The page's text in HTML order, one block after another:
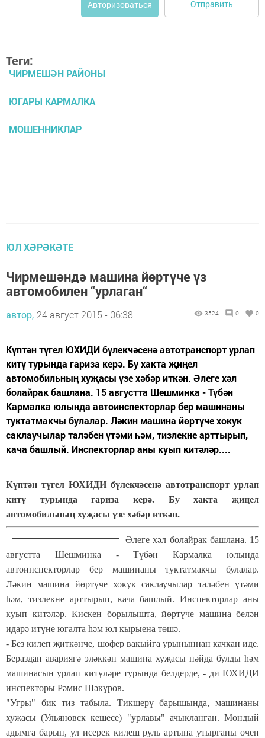
Авторизоваться Отправить
Теги:
ЧИРМЕШӘН РАЙОНЫ
ЮГАРЫ КАРМАЛКА
МОШЕННИКЛАР
ЮЛ ХӘРӘКӘТЕ
Чирмешәндә машина йөртүче үз
автомобилен “урлаган“
автор, 24 август 2015 - 06:38 3524 0 0
Күптән түгел ЮХИДИ бү­лек­чәсенә автотранспорт урлап
китү турында гариза керә. Бу хакта җиңел
автомобильның хуҗасы үзе хәбәр иткән. Әлеге хәл
болайрак баш­лана. 15 августта Шешминка - Түбән
Кармалка юлында автоинспекторлар бер машинаны
туктатмакчы булалар. Ләкин машина йөртүче хокук
саклаучылар таләбен үтәми һәм, тизлекне арттырып,
кача башлый. Инс­пекторлар аны куып китәләр....
Күптән түгел ЮХИДИ бү­лек­чәсенә автотранспорт урлап
китү турында гариза керә. Бу хакта җиңел
автомобильның хуҗасы үзе хәбәр иткән.
Әлеге хәл болайрак баш­лана. 15
августта Шешминка - Түбән Кармалка юлында
автоинспекторлар бер машинаны туктатмакчы булалар.
Ләкин машина йөртүче хокук саклаучылар таләбен үтәми
һәм, тизлекне арттырып, кача башлый. Инс­пекторлар аны
куып китәләр. Кискен борылышта, йөртүче машина белән
идарә итүне югалта һәм юл кырыена төшә.
- Без килеп җиткәнче, шофер вакыйга урыныннан качкан иде.
Бераздан авариягә эләккән машина хуҗасы пәйда булды һәм
машинасын урлап китүләре турында белдерде, - ди ЮХИДИ
инспекторы Рәмис Шәкүров.
"Угры" бик тиз табыла. Тикшерү барышында, машинаны
хуҗасы (Ульяновск кешесе) "урлавы" ачыкланган. Мондый
адымга барып, ул исерек килеш руль артына утырганы өчен